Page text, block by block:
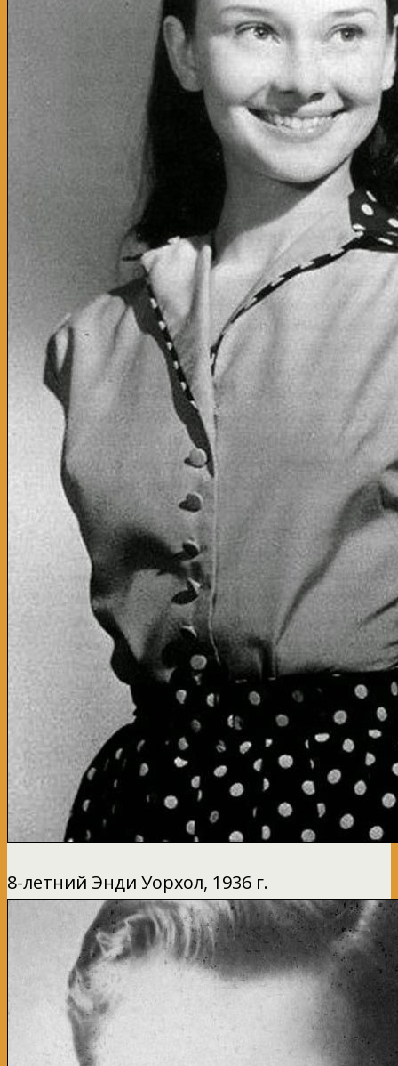
8-летний Энди Уорхол, 1936 г.